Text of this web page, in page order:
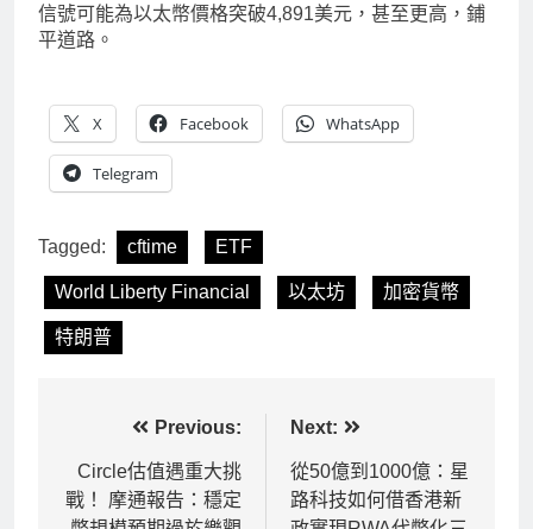
信號可能為以太幣價格突破4,891美元，甚至更高，鋪
平道路。
X Facebook WhatsApp
Telegram
Tagged: cftime ETF
World Liberty Financial 以太坊 加密貨幣
特朗普
章
導
Previous:
Circle估值遇重大挑
戰！ 摩通報告：穩定
Next:
從50億到1000億：星
路科技如何借香港新